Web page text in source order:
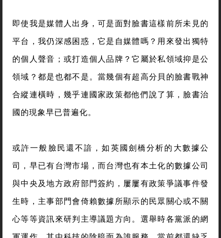
即使我是媒體人出身，可是面對臉書這樣前所未見的
平台，我仍深感困惑，它是自媒體嗎？用來發出獨特
的個人聲音；或打造個人品牌？它屬於私領域抑是公
領域？都是也都不是。當幾個有超高分貝的臉書戰神
合縱連橫時，幾乎連國家政策都他們說了算，臉書治
國的現象早已普遍化。
或許一般臉民還不諳，如英國劍橋分析的大數據公
司，早已有台灣市場，而台灣也有本土化的數據公司
與中央及地方政府部門簽約，屢屢有政策爭議事件發
生時，主事部門會倚賴數據所顯示的民眾關心或不關
心等等資訊來研判主導議題方向。選舉時各黨派的網